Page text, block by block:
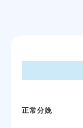
正常分娩